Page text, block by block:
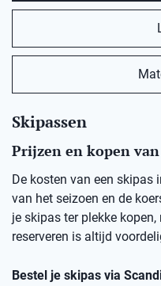
Skipassen
Prijzen en kopen
De kosten van een
van het seizoen en de
je skipas ter plekke
reserveren is altijd
Bestel je skipas via